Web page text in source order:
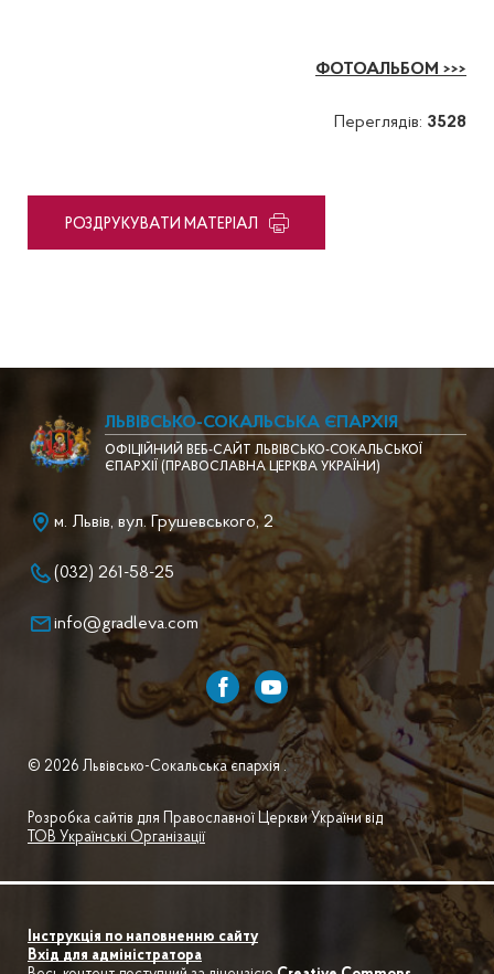
ФОТОАЛЬБОМ >>>
Переглядів: 3528
PОЗДРУКУВАТИ МАТЕРІАЛ
ЛЬВІВСЬКО-СОКАЛЬСЬКА ЄПАРХІЯ
ОФІЦІЙНИЙ ВЕБ-САЙТ ЛЬВІВСЬКО-СОКАЛЬСЬКОЇ
ЄПАРХІЇ (ПРАВОСЛАВНА ЦЕРКВА УКРАЇНИ)
м. Львів, вул. Грушевського, 2
(032) 261-58-25
info@gradleva.com
© 2026 Львівсько-Сокальська єпархія .
Розробка сайтів для Православної Церкви України від
ТОВ Українські Організації
Інструкція по наповненню сайту
Вхід для адміністратора